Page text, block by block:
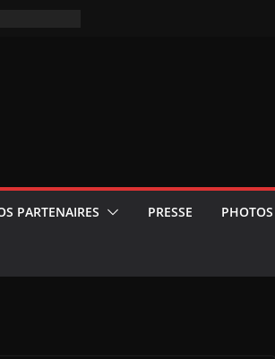
PARTENAIRES PRESSE PHOTOS